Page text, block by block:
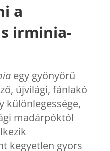
a
irminia-
egy gyönyörű
újvilági, fánlakó
különlegessége,
madárpóktól
kegyetlen gyors